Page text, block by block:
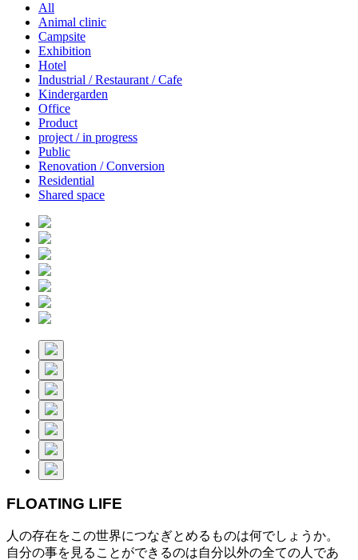
All
Animal clinic
Campsite
Exhibition
Hotel
Industrial / Restaurant / Cafe
Kindergarden
Office
Product
project / in progress
Public
Renovation / Conversion
Residential
Shared space
FLOATING LIFE
人の存在をこの世界につなぎとめるものは何でしょうか。
自分の事を見ることができるのは自分以外の全ての人であ